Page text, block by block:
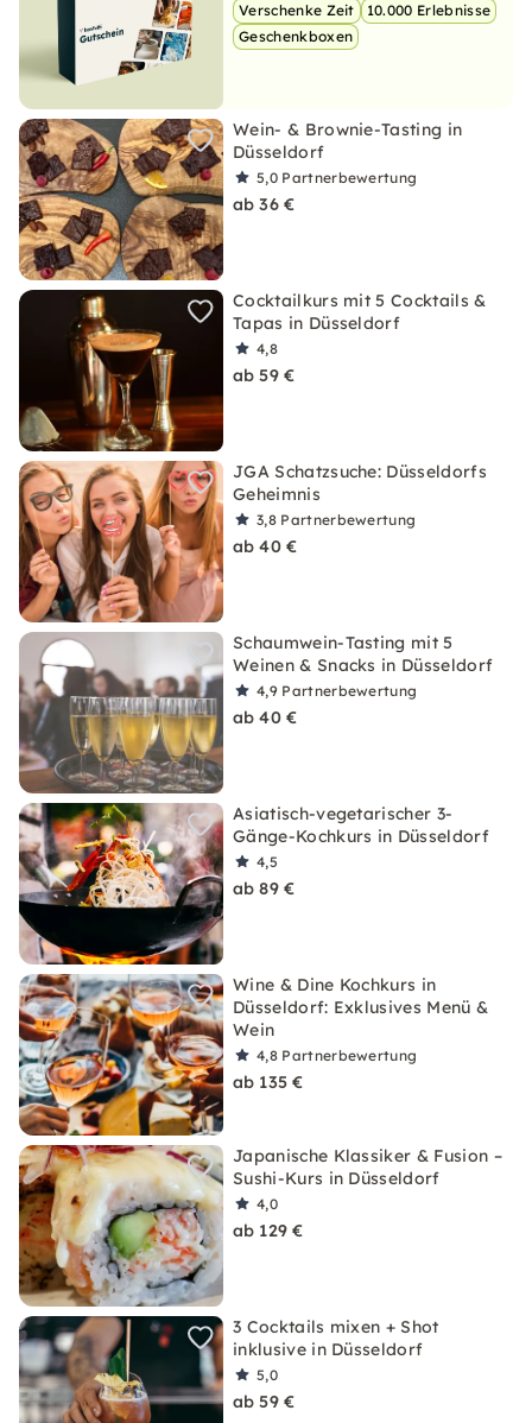
Verschenke Zeit
10.000 Erlebnisse
Geschenkboxen
Wein- & Brownie-Tasting in
Düsseldorf
5,0 Partnerbewertung
ab 36 €
Cocktailkurs mit 5 Cocktails &
Tapas in Düsseldorf
4,8
ab 59 €
JGA Schatzsuche: Düsseldorfs
Geheimnis
3,8 Partnerbewertung
ab 40 €
Schaumwein-Tasting mit 5
Weinen & Snacks in Düsseldorf
4,9 Partnerbewertung
ab 40 €
Asiatisch-vegetarischer 3-
Gänge-Kochkurs in Düsseldorf
4,5
ab 89 €
Wine & Dine Kochkurs in
Düsseldorf: Exklusives Menü &
Wein
4,8 Partnerbewertung
ab 135 €
Japanische Klassiker & Fusion –
Sushi-Kurs in Düsseldorf
4,0
ab 129 €
3 Cocktails mixen + Shot
inklusive in Düsseldorf
5,0
ab 59 €